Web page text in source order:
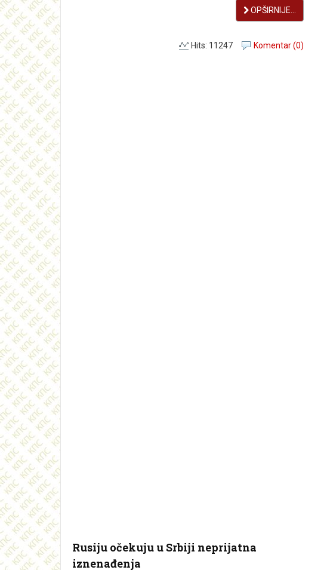
OPŠIRNIJE...
Komentar (0)
Hits: 11247
Rusiju očekuju u Srbiji neprijatna
iznenađenja